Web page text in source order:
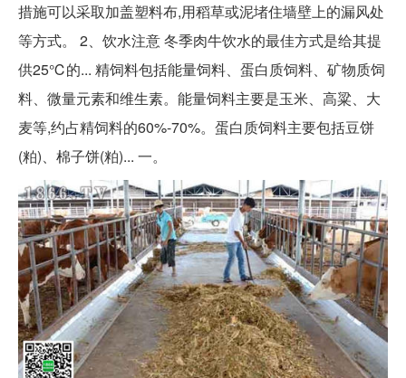
措施可以采取加盖塑料布,用稻草或泥堵住墙壁上的漏风处
等方式。 2、饮水注意 冬季肉牛饮水的最佳方式是给其提
供25℃的... 精饲料包括能量饲料、蛋白质饲料、矿物质饲
料、微量元素和维生素。能量饲料主要是玉米、高粱、大
麦等,约占精饲料的60%-70%。蛋白质饲料主要包括豆饼
(粕)、棉子饼(粕)... 一。